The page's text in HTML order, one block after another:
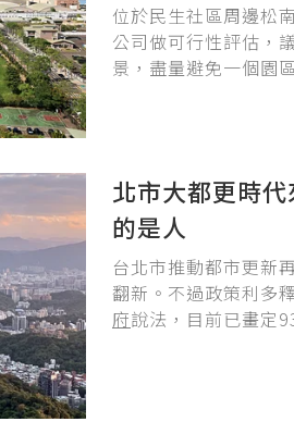
位於民生社區周邊松
公司做可行性評估，
景，盡量避免一個園
北市大都更時
的是人
台北市推動都市更新
翻新。不過政策利多
府說法，目前已畫定